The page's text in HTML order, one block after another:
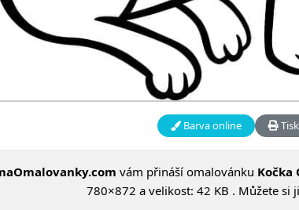
Barva online Tisk
vám přináší omalovánku Kočka
780×872 a velikost: 42 KB . Můžete si